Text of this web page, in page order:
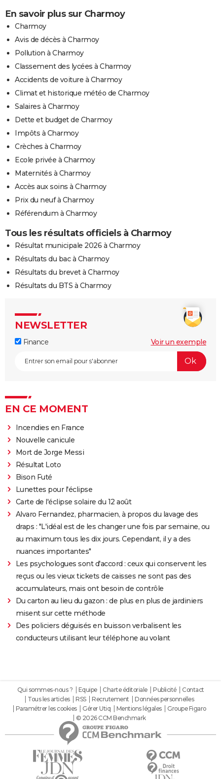
En savoir plus sur Charmoy
Charmoy
Avis de décès à Charmoy
Pollution à Charmoy
Classement des lycées à Charmoy
Accidents de voiture à Charmoy
Climat et historique météo de Charmoy
Salaires à Charmoy
Dette et budget de Charmoy
Impôts à Charmoy
Crèches à Charmoy
Ecole privée à Charmoy
Maternités à Charmoy
Accès aux soins à Charmoy
Prix du neuf à Charmoy
Référendum à Charmoy
Tous les résultats officiels à Charmoy
Résultat municipale 2026 à Charmoy
Résultats du bac à Charmoy
Résultats du brevet à Charmoy
Résultats du BTS à Charmoy
NEWSLETTER
Finance Voir un exemple
EN CE MOMENT
Incendies en France
Nouvelle canicule
Mort de Jorge Messi
Résultat Loto
Bison Futé
Lunettes pour l'éclipse
Carte de l'éclipse solaire du 12 août
Alvaro Fernandez, pharmacien, à propos du lavage des
draps : "L'idéal est de les changer une fois par semaine, ou
au maximum tous les dix jours. Cependant, il y a des
nuances importantes"
Les psychologues sont d'accord : ceux qui conservent les
reçus ou les vieux tickets de caisses ne sont pas des
accumulateurs, mais ont besoin de contrôle
Du carton au lieu du gazon : de plus en plus de jardiniers
misent sur cette méthode
Des policiers déguisés en buisson verbalisent les
conducteurs utilisant leur téléphone au volant
Qui sommes-nous ? Equipe Charte éditoriale Publicité
Contact
Tous les articles
RSS Recrutement
Données personnelles
Paramétrer les cookies
Gérer Utiq Mentions légales
Groupe Figaro
© 2026 CCM Benchmark